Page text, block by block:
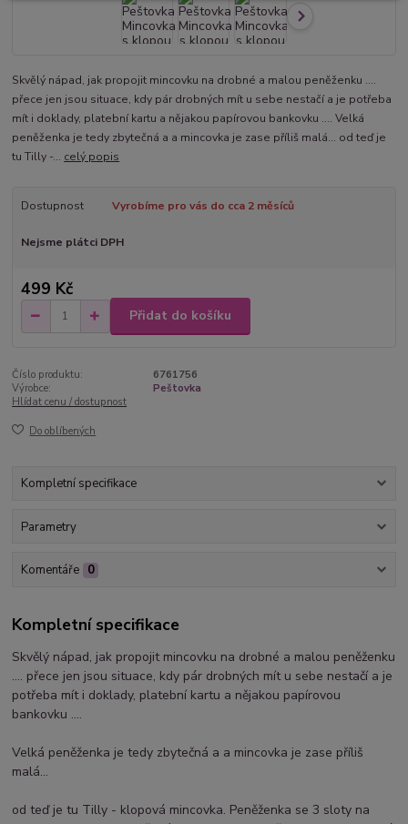
Skvělý nápad, jak propojit mincovku na drobné a malou peněženku ....
přece jen jsou situace, kdy pár drobných mít u sebe nestačí a je potřeba
mít i doklady, platební kartu a nějakou papírovou bankovku .... Velká
peněženka je tedy zbytečná a a mincovka je zase příliš malá... od teď je
tu Tilly -... celý popis
Dostupnost Vyrobíme pro vás do cca 2 měsíců
Nejsme plátci DPH
499 Kč
Přidat do košíku
Číslo produktu:
6761756
Výrobce:
Peštovka
Hlídat cenu / dostupnost
Do oblíbených
Kompletní specifikace
Parametry
Komentáře 0
Kompletní specifikace
Skvělý nápad, jak propojit mincovku na drobné a malou peněženku
.... přece jen jsou situace, kdy pár drobných mít u sebe nestačí a je
potřeba mít i doklady, platební kartu a nějakou papírovou
bankovku ....
Velká peněženka je tedy zbytečná a a mincovka je zase příliš
malá...
od teď je tu Tilly - klopová mincovka. Peněženka se 3 sloty na